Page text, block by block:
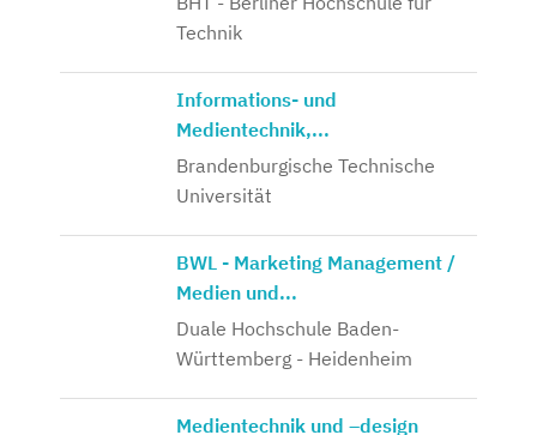
Technik
Informations- und
Medientechnik,...
Brandenburgische Technische
Universität
BWL - Marketing Management /
Medien und...
Duale Hochschule Baden-
Württemberg - Heidenheim
Medientechnik und –design